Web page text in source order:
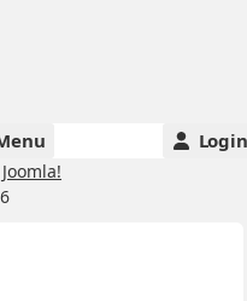
Login
Joomla!